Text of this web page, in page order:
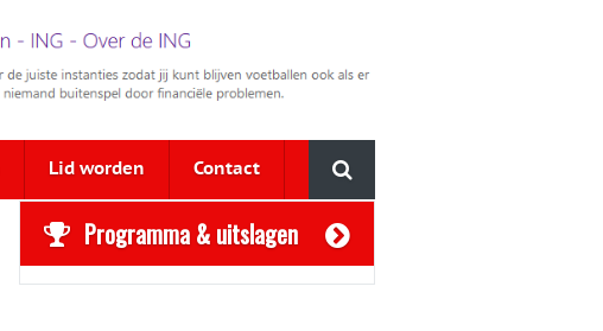
Lid worden Contact
Programma & uitslagen